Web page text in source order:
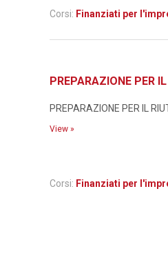
Corsi: Finanziati per
PREPARAZIONE PER
PREPARAZIONE PER IL
View »
Corsi: Finanziati per